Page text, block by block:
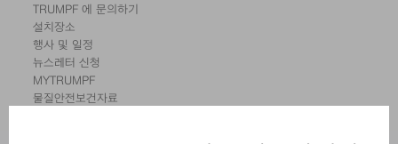
TRUMPF 에 문의하기
설치장소
행사 및 일정
뉴스레터 신청
MYTRUMPF
물질안전보건자료